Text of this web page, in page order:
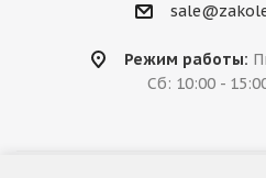
Режим работы:
Сб: 10:00 -